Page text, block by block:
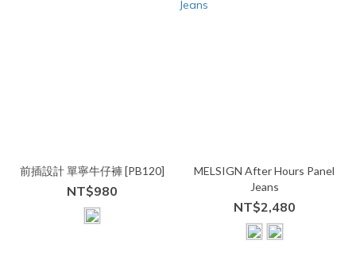
前插設計 單寧牛仔褲 [PB120]
NT$980
MELSIGN After Hours Panel
Jeans
NT$2,480